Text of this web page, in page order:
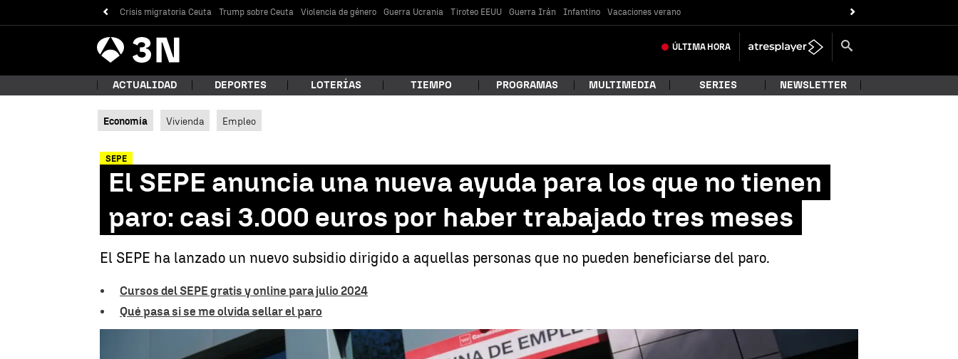
Crisis migratoria Ceuta Trump sobre Ceuta Violencia de género Guerra Ucrania Tiroteo EEUU Guerra Irán Infantino Vacaciones verano
Antena
3 Noticias ÚLTIMA HORA
¿Qué estás buscando?
Buscar
ACTUALIDAD DEPORTES LOTERÍAS TIEMPO PROGRAMAS MULTIMEDIA SERIES NEWSLETTER
Economía Vivienda Empleo
SEPE
El SEPE anuncia una nueva ayuda para los que no tienen
paro: casi 3.000 euros por haber trabajado tres meses
El SEPE ha lanzado un nuevo subsidio dirigido a aquellas personas que no pueden beneficiarse del paro.
Cursos del SEPE gratis y online para julio 2024
Qué pasa si se me olvida sellar el paro